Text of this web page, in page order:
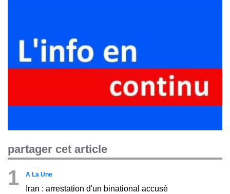
partager cet article
1 A La Une
Iran : arrestation d'un binational accusé